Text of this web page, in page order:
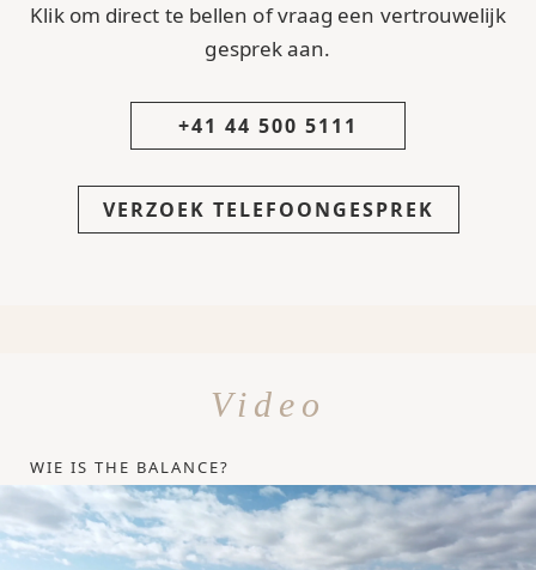
Klik om direct te bellen of vraag een vertrouwelijk
gesprek aan.
+41 44 500 5111
VERZOEK TELEFOONGESPREK
Video
WIE IS THE BALANCE?